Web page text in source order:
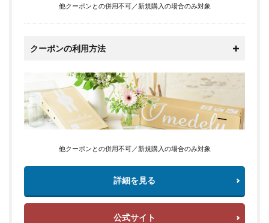
他クーポンとの併用不可／新規購入の場合のみ対象
クーポンの利用方法
他クーポンとの併用不可／新規購入の場合のみ対象
詳細を見る
公式サイト